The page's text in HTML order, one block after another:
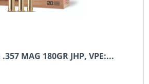
MAG 180GR JHP, VPE:...